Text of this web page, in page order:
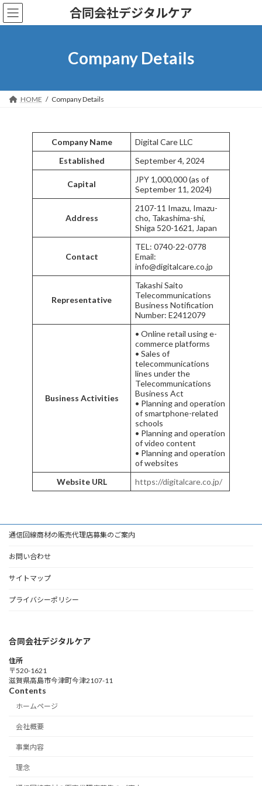
コ
ン
ナ
ビ
合同会社デジタルケア
Company Details
HOME Company Details
Company Name
Digital Care LLC
Established
September 4, 2024
Capital
JPY 1,000,000 (as of
September 11, 2024)
Address
2107-11 Imazu, Imazu-
cho, Takashima-shi,
Shiga 520-1621, Japan
Contact
TEL: 0740-22-0778
Email:
info@digitalcare.co.jp
Representative
Takashi Saito
Telecommunications
Business Notification
Number: E2412079
Business Activities
• Online retail using e-
commerce platforms
• Sales of
telecommunications
lines under the
Telecommunications
Business Act
• Planning and operation
of smartphone-related
schools
• Planning and operation
of video content
• Planning and operation
of websites
Website URL
https://digitalcare.co.jp/
通信回線商材の販売代理店募集のご案内
お問い合わせ
サイトマップ
プライバシーポリシー
合同会社デジタルケア
住所
〒520-1621
滋賀県高島市今津町今津2107-11
Contents
ホームページ
会社概要
事業内容
理念